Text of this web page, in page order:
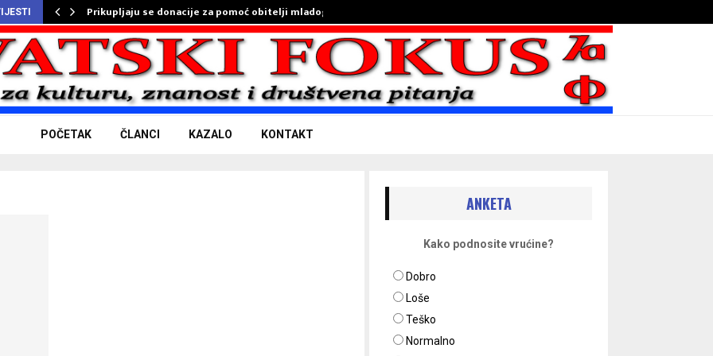
Prikupljaju se donacije za pomoć obitelji mladog…
POČETAK ČLANCI KAZALO KONTAKT
ANKETA
Kako podnosite vrućine?
Dobro
Loše
Teško
Normalno